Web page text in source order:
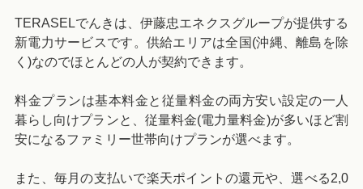
TERASELでんきは、伊藤忠エネクスグループが提供する
新電力サービスです。供給エリアは全国(沖縄、離島を除
く)なのでほとんどの人が契約できます。
料金プランは基本料金と従量料金の両方安い設定の一人
暮らし向けプランと、従量料金(電力量料金)が多いほど割
安になるファミリー世帯向けプランが選べます。
また、毎月の支払いで楽天ポイントの還元や、選べる2,0